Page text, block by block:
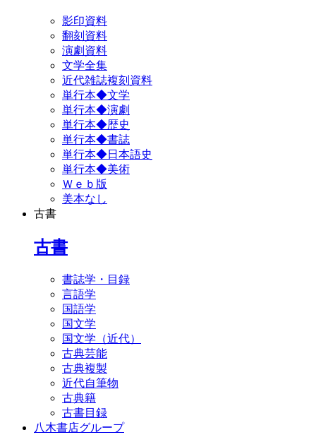
影印資料
翻刻資料
演劇資料
文学全集
近代雑誌複刻資料
単行本◆文学
単行本◆演劇
単行本◆歴史
単行本◆書誌
単行本◆日本語史
単行本◆美術
Ｗｅｂ版
美本なし
古書
古書
書誌学・目録
言語学
国語学
国文学
国文学（近代）
古典芸能
古典複製
近代自筆物
古典籍
古書目録
八木書店グループ